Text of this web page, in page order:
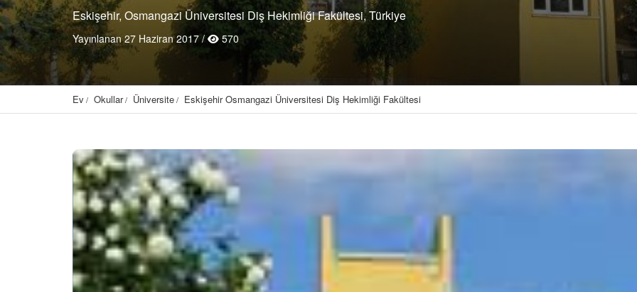
Eskişehir, Osmangazi Üniversitesi Diş Hekimliği Fakültesi, Türkiye
Yayınlanan 27 Haziran 2017 / 570
Ev Okullar Üniversite Eskişehir Osmangazi Üniversitesi Diş Hekimliği Fakültesi